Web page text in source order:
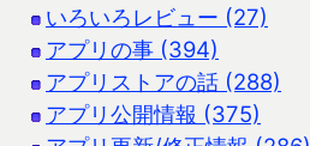
いろいろレビュー (27)
アプリの事 (394)
アプリストアの話 (288)
アプリ公開情報 (375)